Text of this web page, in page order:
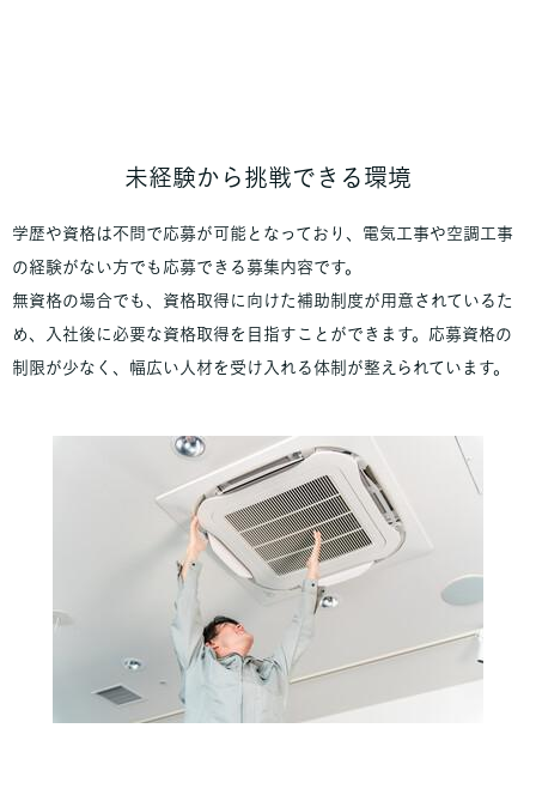
未経験から挑戦できる環境
学歴や資格は不問で応募が可能となっており、電気工事や空調工事
の経験がない方でも応募できる募集内容です。
無資格の場合でも、資格取得に向けた補助制度が用意されているた
め、入社後に必要な資格取得を目指すことができます。応募資格の
制限が少なく、幅広い人材を受け入れる体制が整えられています。